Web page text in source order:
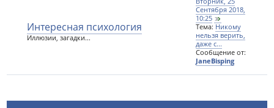
Интересная психология
Иллюзии, загадки...
Сентября 2018,
10:25
Тема: Никому
нельзя верить,
даже с...
Сообщение от:
JaneBisping